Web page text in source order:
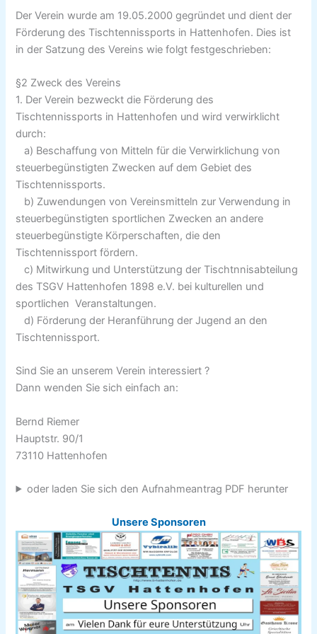
Der Verein wurde am 19.05.2000 gegründet und dient der
Förderung des Tischtennissports in Hattenhofen. Dies ist
in der Satzung des Vereins wie folgt festgeschrieben:
§2 Zweck des Vereins
1. Der Verein bezweckt die Förderung des
Tischtennissports in Hattenhofen und wird verwirklicht
durch:
a) Beschaffung von Mitteln für die Verwirklichung von
steuerbegünstigten Zwecken auf dem Gebiet des
Tischtennissports.
b) Zuwendungen von Vereinsmitteln zur Verwendung in
steuerbegünstigten sportlichen Zwecken an andere
steuerbegünstigte Körperschaften, die den
Tischtennissport fördern.
c) Mitwirkung und Unterstützung der Tischtnnisabteilung
des TSGV Hattenhofen 1898 e.V. bei kulturellen und
sportlichen Veranstaltungen.
d) Förderung der Heranführung der Jugend an den
Tischtennissport.
Sind Sie an unserem Verein interessiert ?
Dann wenden Sie sich einfach an:
Bernd Riemer
Hauptstr. 90/1
73110 Hattenhofen
oder laden Sie sich den Aufnahmeantrag PDF herunter
Unsere Sponsoren